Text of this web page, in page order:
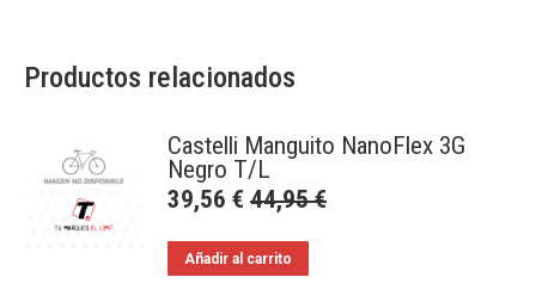
Productos relacionados
Castelli Manguito NanoFlex 3G
Negro T/L
39,56 € 44,95€
Añadir al carrito